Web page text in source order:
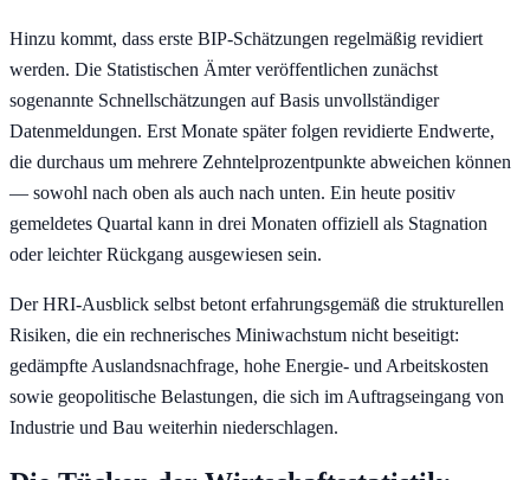
Hinzu kommt, dass erste BIP-Schätzungen regelmäßig revidiert
werden. Die Statistischen Ämter veröffentlichen zunächst
sogenannte Schnell­schätzungen auf Basis unvollständiger
Datenmeldungen. Erst Monate später folgen revidierte Endwerte,
die durchaus um mehrere Zehntel­prozentpunkte abweichen können
— sowohl nach oben als auch nach unten. Ein heute positiv
gemeldetes Quartal kann in drei Monaten offiziell als Stagnation
oder leichter Rückgang ausgewiesen sein.
Der HRI-Ausblick selbst betont erfahrungsgemäß die strukturellen
Risiken, die ein rechnerisches Miniwachstum nicht beseitigt:
gedämpfte Auslands­nachfrage, hohe Energie- und Arbeitskosten
sowie geopolitische Belastungen, die sich im Auftrags­eingang von
Industrie und Bau weiterhin niederschlagen.